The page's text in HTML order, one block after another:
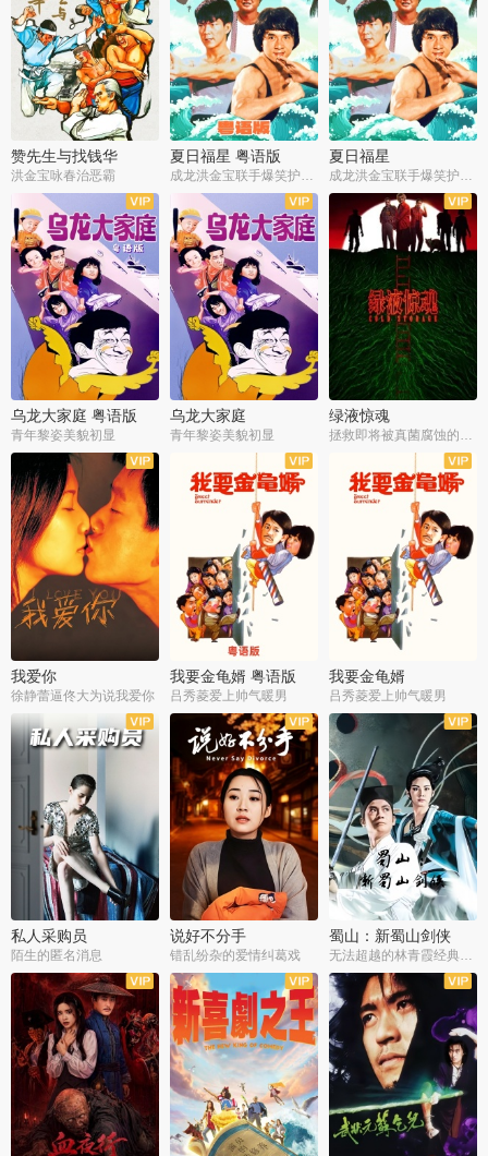
赞先生与找钱华
洪金宝咏春治恶霸
夏日福星 粤语版
成龙洪金宝联手爆笑护美女
夏日福星
成龙洪金宝联手爆笑护美女
乌龙大家庭 粤语版
青年黎姿美貌初显
乌龙大家庭
青年黎姿美貌初显
绿液惊魂
拯救即将被真菌腐蚀的世界
我爱你
徐静蕾逼佟大为说我爱你
我要金龟婿 粤语版
吕秀菱爱上帅气暖男
我要金龟婿
吕秀菱爱上帅气暖男
私人采购员
陌生的匿名消息
说好不分手
错乱纷杂的爱情纠葛戏
蜀山：新蜀山剑侠
无法超越的林青霞经典角色